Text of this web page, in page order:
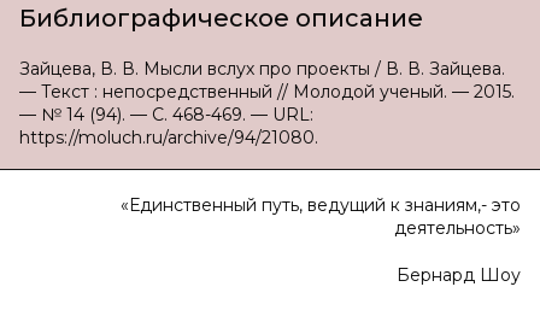
Библиографическое описание
Зайцева, В. В. Мысли вслух про проекты / В. В. Зайцева.
— Текст : непосредственный // Молодой ученый. — 2015.
— № 14 (94). — С. 468-469. — URL:
https://moluch.ru/archive/94/21080.
«Единственный путь, ведущий к знаниям,- это
деятельность»
Бернард Шоу